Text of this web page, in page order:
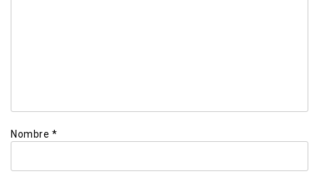
Nombre *